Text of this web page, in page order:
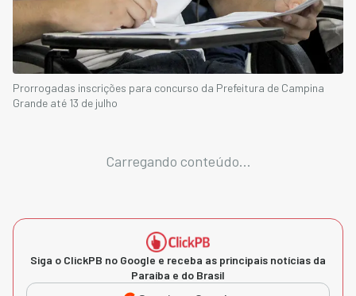
Prorrogadas inscrições para concurso da Prefeitura de Campina
Grande até 13 de julho
Carregando conteúdo...
Siga o ClickPB no Google e receba as principais notícias da
Paraíba e do Brasil